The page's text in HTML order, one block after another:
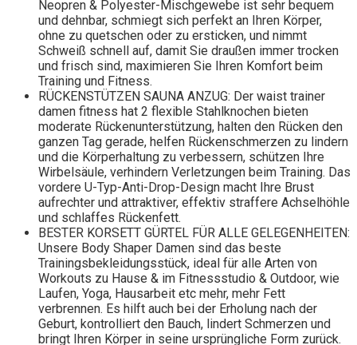
Neopren & Polyester-Mischgewebe ist sehr bequem
und dehnbar, schmiegt sich perfekt an Ihren Körper,
ohne zu quetschen oder zu ersticken, und nimmt
Schweiß schnell auf, damit Sie draußen immer trocken
und frisch sind, maximieren Sie Ihren Komfort beim
Training und Fitness.
RÜCKENSTÜTZEN SAUNA ANZUG: Der waist trainer
damen fitness hat 2 flexible Stahlknochen bieten
moderate Rückenunterstützung, halten den Rücken den
ganzen Tag gerade, helfen Rückenschmerzen zu lindern
und die Körperhaltung zu verbessern, schützen Ihre
Wirbelsäule, verhindern Verletzungen beim Training. Das
vordere U-Typ-Anti-Drop-Design macht Ihre Brust
aufrechter und attraktiver, effektiv straffere Achselhöhle
und schlaffes Rückenfett.
BESTER KORSETT GÜRTEL FÜR ALLE GELEGENHEITEN:
Unsere Body Shaper Damen sind das beste
Trainingsbekleidungsstück, ideal für alle Arten von
Workouts zu Hause & im Fitnessstudio & Outdoor, wie
Laufen, Yoga, Hausarbeit etc mehr, mehr Fett
verbrennen. Es hilft auch bei der Erholung nach der
Geburt, kontrolliert den Bauch, lindert Schmerzen und
bringt Ihren Körper in seine ursprüngliche Form zurück.